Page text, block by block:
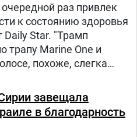
раз привлек
к состоянию здоровья
Star. "Трамп
трапу Marine One и
похоже, слегка
журналист.
завещала
в благодарность